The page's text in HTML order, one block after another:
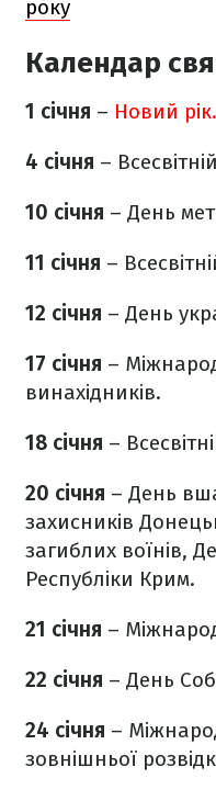
року
Календар
1 січня – Новий рік.
4 січня –
10 січня – День
11 січня –
12 січня – День
17 січня –
винахідників.
18 січня –
20 січня – День
захисників
загиблих воїнів,
Республіки Крим.
21 січня –
22 січня – День
24 січня –
зовнішньої